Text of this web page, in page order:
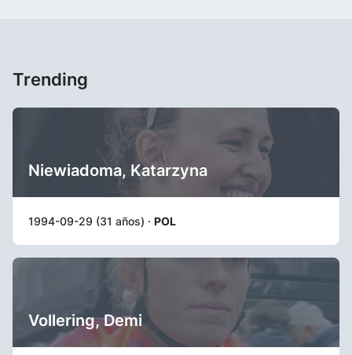
Trending
Niewiadoma, Katarzyna
1994-09-29 (31 años) · POL
Vollering, Demi